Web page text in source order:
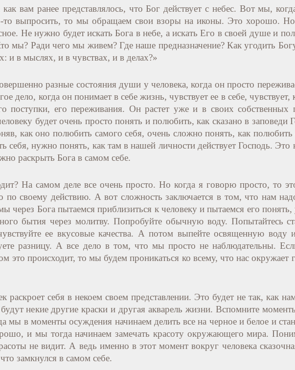
вам ранее представлялось, что Бог действует с небес. Вот мы,
то выпросить, то мы обращаем свои взоры на иконы. Это хорошо.
Не нужно будет искать Бога в небе, а искать Его в своей душе и
мы? Ради чего мы живем? Где наше предназначение? Как угодить
и в мыслях, и в чувствах, и в делах?»
разные состояния души у человека, когда он просто
дело, когда он понимает в себе жизнь, чувствует ее в себе,
поступки, его переживания. Он растет уже и в своих собственных
будет очень просто понять и полюбить, как сказано в
как оно полюбить самого себя, очень сложно понять, как
себя, нужно понять, как там в нашей личности действует Господь. Это
раскрыть Бога в самом себе.
На самом деле все очень просто. Но когда я говорю просто, то
по своему действию. А вот сложность заключается в том, что нам
через Бога пытаемся приблизиться к человеку и пытаемся его
бытия через молитву. Попробуйте обычную воду. Попытайтесь
ее вкусовые качества. А потом выпейте освященную
разницу. А все дело в том, что мы просто не наблюдательны.
это происходит, то мы будем проникаться ко всему, что нас
раскроет себя в некоем своем представлении. Это будет не так, как
некие другие краски и другая акварель жизни. Вспомните
мы в моменты осуждения начинаем делить все на черное и белое и
и мы тогда начинаем замечать красоту окружающего мира.
не видит. А ведь именно в этот момент вокруг человека
замкнулся в самом себе.